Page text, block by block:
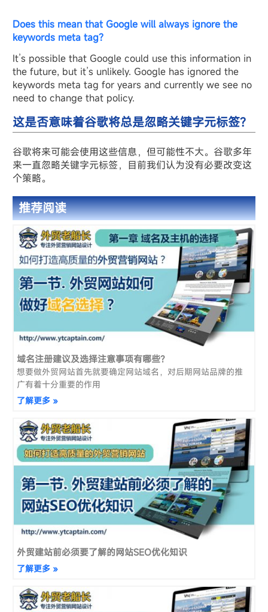
Does this mean that Google will always ignore the
keywords meta tag?
It’s possible that Google could use this information in
the future, but it’s unlikely. Google has ignored the
keywords meta tag for years and currently we see no
need to change that policy.
这是否意味着谷歌将总是忽略关键字元标签?
谷歌将来可能会使用这些信息，但可能性不大。谷歌多年
来一直忽略关键字元标签，目前我们认为没有必要改变这
个策略。
推荐阅读
域名注册建议及选择注意事项有哪些？
想要做外贸网站首先就要确定网站域名，对后期网站品牌的推
广有着十分重要的作用
了解更多 »
外贸建站前必须要了解的网站SEO优化知识
了解更多 »